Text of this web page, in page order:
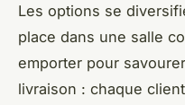
Les options se
place dans une salle
emporter pour
livraison : chaque